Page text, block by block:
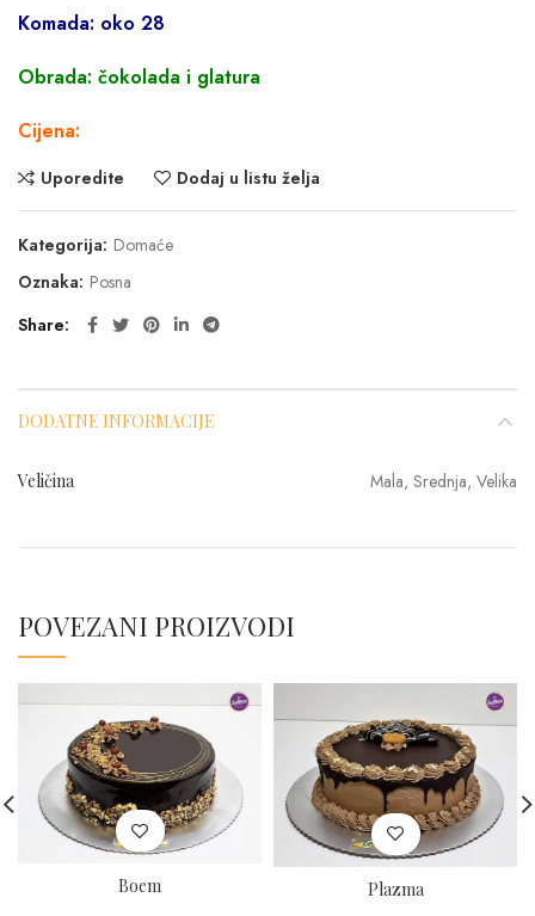
Komada: oko 28
Obrada: čokolada i glatura
Cijena:
Uporedite Dodaj u listu želja
Kategorija: Domaće
Oznaka: Posna
Share
DODATNE INFORMACIJE
Veličina Mala, Srednja, Velika
POVEZANI PROIZVODI
Boem Plazma